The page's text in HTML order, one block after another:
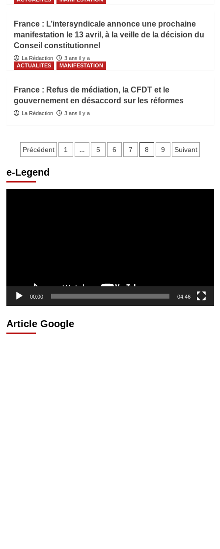
France : L’intersyndicale annonce une prochaine
manifestation le 13 avril, à la veille de la décision du
Conseil constitutionnel
La Rédaction
3 ans il y a
ACTUALITES
MANIFESTATION
France : Refus de médiation, la CFDT et le
gouvernement en désaccord sur les réformes
La Rédaction 3 ans il y a
Pagination
des
publications
Précédent 1 … 5 6 7 8 9 Suivant
e-Legend
00:00 04:46
Article Google